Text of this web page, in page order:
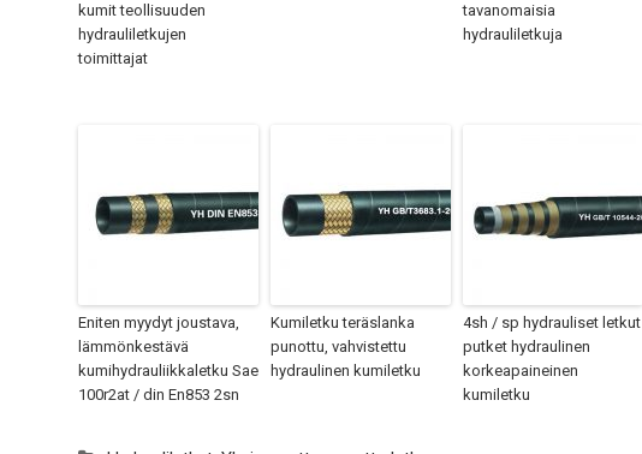
kumit teollisuuden
hydrauliletkujen
toimittajat
tavanomaisia
hydrauliletkuja
Eniten myydyt joustava,
lämmönkestävä
kumihydrauliikkaletku Sae
100r2at / din En853 2sn
Kumiletku teräslanka
punottu, vahvistettu
hydraulinen kumiletku
4sh / sp hydrauliset letkut
putket hydraulinen
korkeapaineinen
kumiletku